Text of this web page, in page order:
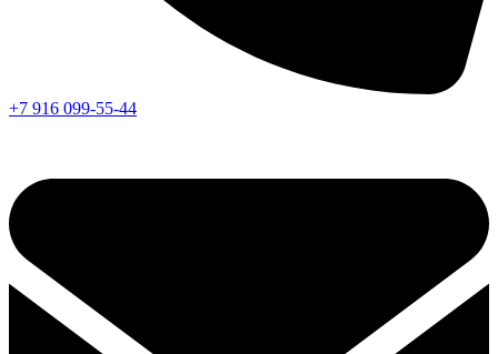
+7 916 099-55-44